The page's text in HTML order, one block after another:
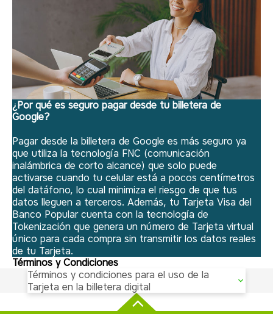
¿Por qué es seguro pagar desde tu billetera de
Google?
Pagar desde la billetera de Google es más seguro ya
que utiliza la tecnología FNC (comunicación
inalámbrica de corto alcance) que solo puede
activarse cuando tu celular está a pocos centímetros
del datáfono, lo cual minimiza el riesgo de que tus
datos lleguen a terceros. Además, tu Tarjeta Visa del
Banco Popular cuenta con la tecnología de
Tokenización que genera un número de Tarjeta virtual
único para cada compra sin transmitir los datos reales
de tu Tarjeta.
Términos y Condiciones
Términos y condiciones para el uso de la
Tarjeta en la billetera digital
Las expresiones utilizadas en los
presentes términos y condiciones con